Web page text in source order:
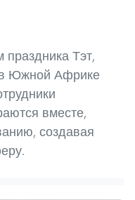
Тэт,
в Южной Африке
вместе,
создавая